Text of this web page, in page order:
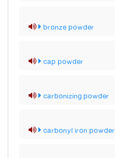
bronze powder
cap powder
carbonizing powder
carbonyl iron powder